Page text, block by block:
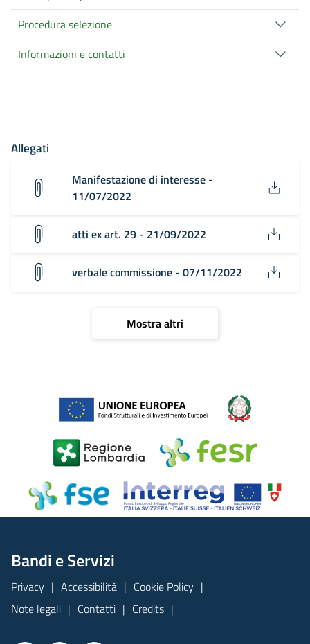
Procedura selezione
Informazioni e contatti
Allegati
Manifestazione di interesse -
11/07/2022
atti ex art. 29 - 21/09/2022
verbale commissione - 07/11/2022
Mostra altri
Bandi e Servizi
Privacy Accessibilità
Cookie Policy
Note legali
Contatti Credits